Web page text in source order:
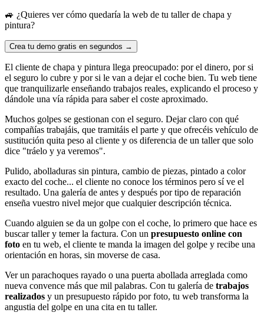
🚙 ¿Quieres ver cómo quedaría la web de tu taller de chapa y
pintura?
Crea tu demo gratis en segundos →
El cliente de chapa y pintura llega preocupado: por el dinero, por si
el seguro lo cubre y por si le van a dejar el coche bien. Tu web tiene
que tranquilizarle enseñando trabajos reales, explicando el proceso y
dándole una vía rápida para saber el coste aproximado.
Muchos golpes se gestionan con el seguro. Dejar claro con qué
compañías trabajáis, que tramitáis el parte y que ofrecéis vehículo de
sustitución quita peso al cliente y os diferencia de un taller que solo
dice "tráelo y ya veremos".
Pulido, abolladuras sin pintura, cambio de piezas, pintado a color
exacto del coche... el cliente no conoce los términos pero sí ve el
resultado. Una galería de antes y después por tipo de reparación
enseña vuestro nivel mejor que cualquier descripción técnica.
Cuando alguien se da un golpe con el coche, lo primero que hace es
buscar taller y temer la factura. Con un presupuesto online con
foto en tu web, el cliente te manda la imagen del golpe y recibe una
orientación en horas, sin moverse de casa.
Ver un parachoques rayado o una puerta abollada arreglada como
nueva convence más que mil palabras. Con tu galería de trabajos
realizados y un presupuesto rápido por foto, tu web transforma la
angustia del golpe en una cita en tu taller.